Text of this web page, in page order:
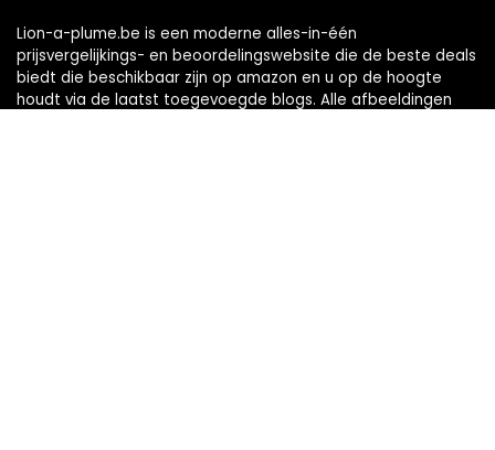
Lion-a-plume.be is een moderne alles-in-één
prijsvergelijkings- en beoordelingswebsite die de beste deals
biedt die beschikbaar zijn op amazon en u op de hoogte
houdt via de laatst toegevoegde blogs. Alle afbeeldingen